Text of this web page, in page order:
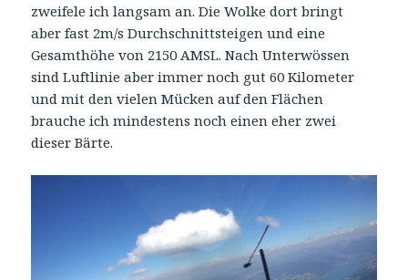
zweifele ich langsam an. Die Wolke dort bringt
aber fast 2m/s Durchschnittsteigen und eine
Gesamthöhe von 2150 AMSL. Nach Unterwössen
sind Luftlinie aber immer noch gut 60 Kilometer
und mit den vielen Mücken auf den Flächen
brauche ich mindestens noch einen eher zwei
dieser Bärte.